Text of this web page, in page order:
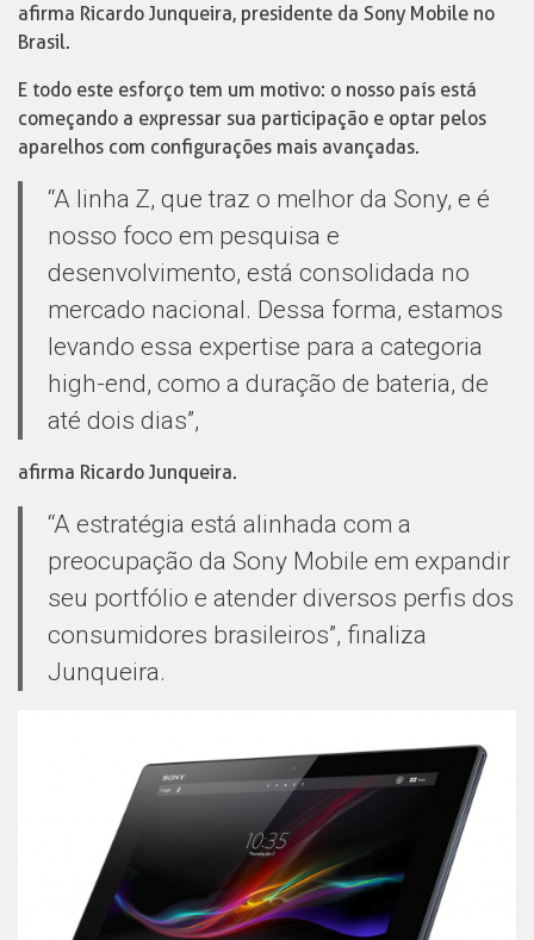
afirma Ricardo Junqueira, presidente da Sony Mobile no
Brasil.
E todo este esforço tem um motivo: o nosso país está
começando a expressar sua participação e optar pelos
aparelhos com configurações mais avançadas.
“A linha Z, que traz o melhor da Sony, e é
nosso foco em pesquisa e
desenvolvimento, está consolidada no
mercado nacional. Dessa forma, estamos
levando essa expertise para a categoria
high-end, como a duração de bateria, de
até dois dias”,
afirma Ricardo Junqueira.
“A estratégia está alinhada com a
preocupação da Sony Mobile em expandir
seu portfólio e atender diversos perfis dos
consumidores brasileiros”, finaliza
Junqueira.